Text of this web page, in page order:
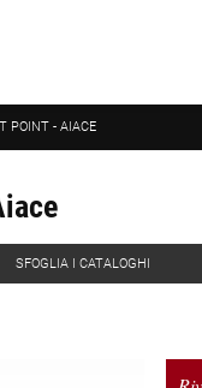
POINT - AIACE
SFOGLIA I CATALOGHI